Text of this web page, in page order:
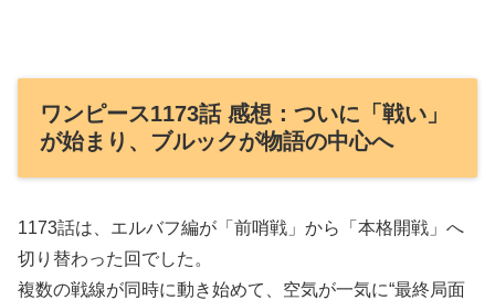
ワンピース1173話 感想：ついに「戦い」
が始まり、ブルックが物語の中心へ
1173話は、エルバフ編が「前哨戦」から「本格開戦」へ
切り替わった回でした。
複数の戦線が同時に動き始めて、空気が一気に“最終局面